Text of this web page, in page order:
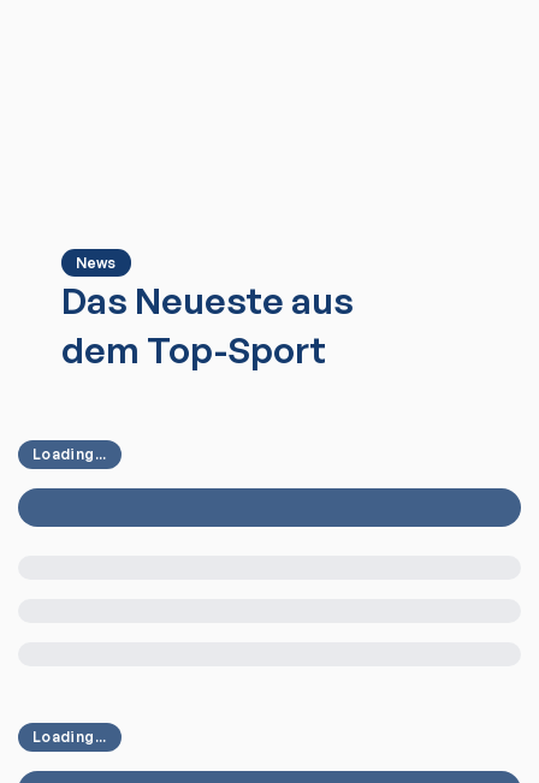
News
Das Neueste aus
dem Top-Sport
Loading...
Loading...